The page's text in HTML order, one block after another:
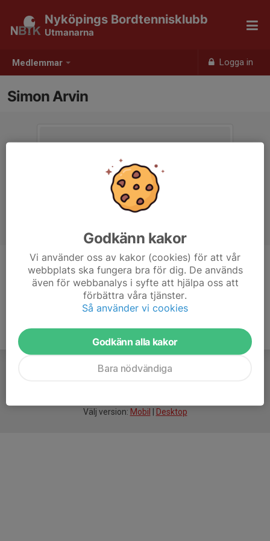
Medlemmar Logga in
Nyköpings Bordtennisklubb
Utmanarna
Simon Arvin
Ålder 15 år
Välj version: Mobil Desktop
Godkänn kakor
Vi använder oss av kakor (cookies) för att vår
webbplats ska fungera bra för dig. De används
även för webbanalys i syfte att hjälpa oss att
förbättra våra tjänster.
Så använder vi cookies
Godkänn alla kakor
Bara nödvändiga